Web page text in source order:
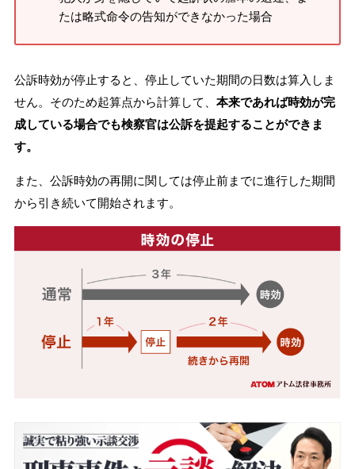
たは略式命令の告知ができなかった場合
公訴時効が停止すると、停止していた期間の日数は算入しま
せん。そのため起算点から計算して、 本来であれば時効が完
成している場合でも検察官は公訴を提起することができま
す。
また、公訴時効の再開に関しては停止前までに進行した期間
から引き続いて開始されます。